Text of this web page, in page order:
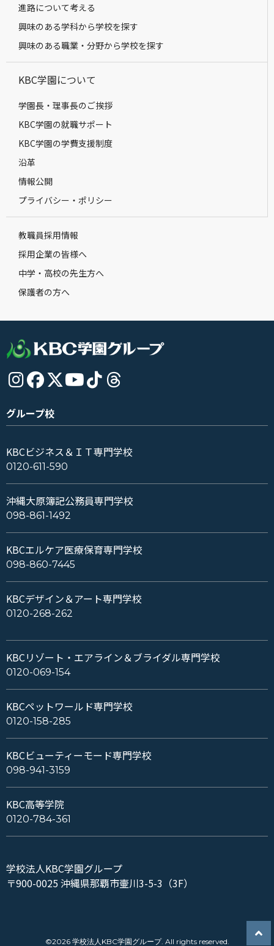
進路について考える
興味のある学科から学校を探す
興味のある職業・分野から学校を探す
KBC学園について
学園長・理事長のご挨拶
KBC学園の就職サポート
KBC学園の学費支援制度
沿革
情報公開
プライバシー・ポリシー
教職員採用情報
採用企業の皆様へ
中学・高校の先生方へ
保護者の方へ
グループ校
KBCビジネス＆ＩＴ専門学校
0120-611-590
沖縄大原簿記公務員専門学校
098-861-1492
KBCエルケア医療保育専門学校
098-860-7445
KBCデザイン＆アート専門学校
0120-268-262
KBCリゾート・エアライン＆ブライダル専門学校
0120-069-154
KBCペットワールド専門学校
0120-158-285
KBCビューティーモード専門学校
098-941-3159
KBC高等学院
0120-784-361
学校法人KBC学園グループ
〒900-0025 沖縄県那覇市壷川3-5-3（3F）
©2026 学校法人KBC学園グループ. All rights reserved.